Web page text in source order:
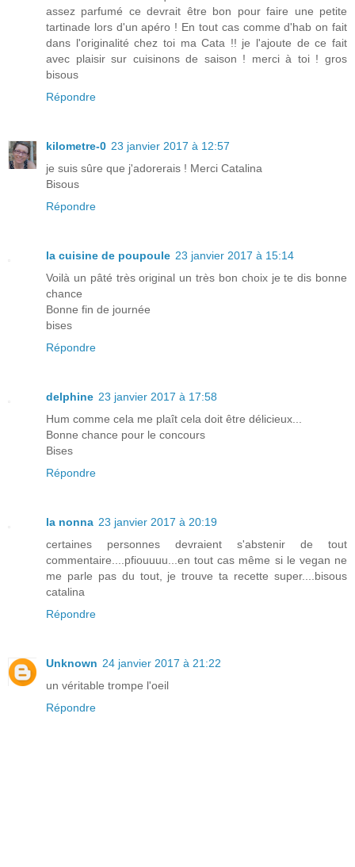
assez parfumé ce devrait être bon pour faire une petite
tartinade lors d'un apéro ! En tout cas comme d'hab on fait
dans l'originalité chez toi ma Cata !! je l'ajoute de ce fait
avec plaisir sur cuisinons de saison ! merci à toi ! gros
bisous
Répondre
kilometre-0 23 janvier 2017 à 12:57
je suis sûre que j'adorerais ! Merci Catalina
Bisous
Répondre
la cuisine de poupoule 23 janvier 2017 à 15:14
Voilà un pâté très original un très bon choix je te dis bonne
chance
Bonne fin de journée
bises
Répondre
delphine 23 janvier 2017 à 17:58
Hum comme cela me plaît cela doit être délicieux...
Bonne chance pour le concours
Bises
Répondre
la nonna 23 janvier 2017 à 20:19
certaines personnes devraient s'abstenir de tout
commentaire....pfiouuuu...en tout cas même si le vegan ne
me parle pas du tout, je trouve ta recette super....bisous
catalina
Répondre
Unknown 24 janvier 2017 à 21:22
un véritable trompe l'oeil
Répondre